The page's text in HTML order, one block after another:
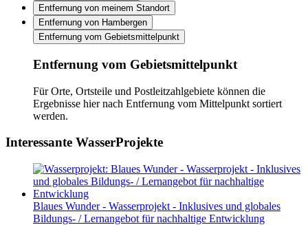
Entfernung von meinem Standort
Entfernung von Hambergen
Entfernung vom Gebietsmittelpunkt
Entfernung vom Gebietsmittelpunkt
Für Orte, Ortsteile und Postleitzahlgebiete können die
Ergebnisse hier nach Entfernung vom Mittelpunkt sortiert
werden.
Interessante WasserProjekte
Blaues Wunder - Wasserprojekt - Inklusives und globales
Bildungs- / Lernangebot für nachhaltige Entwicklung